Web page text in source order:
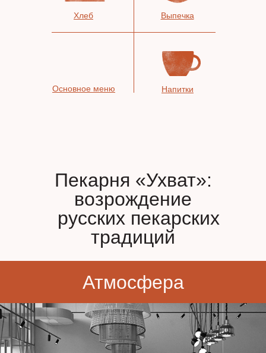
Выпечка
Напитки
Основное меню
Хлеб
Пекарня «Ухват»:
возрождение
русских пекарских
традиций
Атмосфера